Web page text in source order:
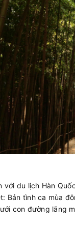
với du lịch Hàn
Bản tình ca mùa
con đường lãng